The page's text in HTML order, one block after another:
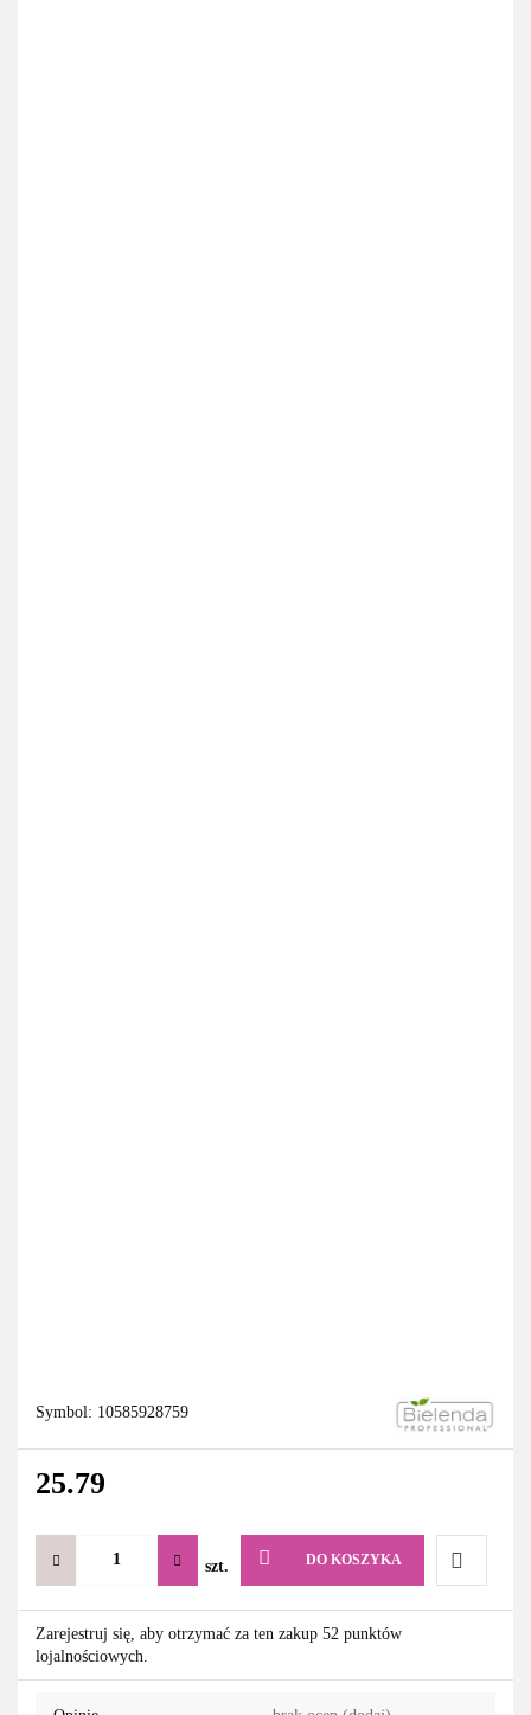
Symbol: 10585928759
25.79
szt. DO KOSZYKA
Do
Zarejestruj się, aby otrzymać za ten zakup 52 punktów
lojalnościowych.